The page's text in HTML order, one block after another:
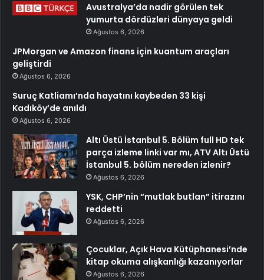
Avustralya’da nadir görülen tek
yumurta dördüzleri dünyaya geldi
Ağustos 6, 2026
JPMorgan ve Amazon finans için kuantum araçları
geliştirdi
Ağustos 6, 2026
Suruç Katliamı’nda hayatını kaybeden 33 kişi
Kadıköy’de anıldı
Ağustos 6, 2026
Altı Üstü İstanbul 5. Bölüm full HD tek
parça izleme linki var mı, ATV Altı Üstü
İstanbul 5. bölüm nereden izlenir?
Ağustos 6, 2026
YSK, CHP’nin “mutlak butlan” itirazını
reddetti
Ağustos 6, 2026
Çocuklar, Açık Hava Kütüphanesi’nde
kitap okuma alışkanlığı kazanıyorlar
Ağustos 6, 2026